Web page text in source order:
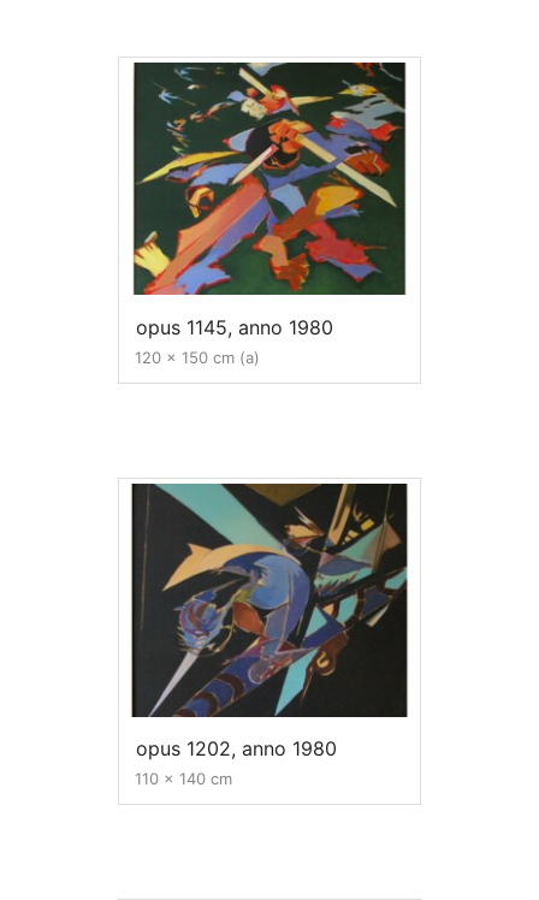
opus 1145, anno 1980
120 x 150 cm (a)
opus 1202, anno 1980
110 x 140 cm